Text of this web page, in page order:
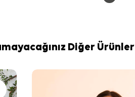
Diğer Ürünler